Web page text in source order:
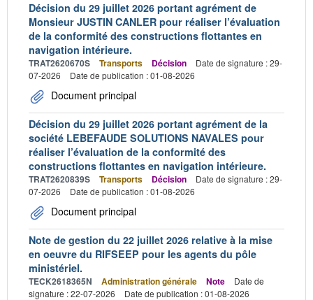
Décision du 29 juillet 2026 portant agrément de
Monsieur JUSTIN CANLER pour réaliser l’évaluation
de la conformité des constructions flottantes en
navigation intérieure.
TRAT2620670S Transports Décision
Date de signature : 29-
07-2026
Date de publication : 01-08-2026
Document principal
Décision du 29 juillet 2026 portant agrément de la
société LEBEFAUDE SOLUTIONS NAVALES pour
réaliser l’évaluation de la conformité des
constructions flottantes en navigation intérieure.
TRAT2620839S Transports Décision
Date de signature : 29-
07-2026
Date de publication : 01-08-2026
Document principal
Note de gestion du 22 juillet 2026 relative à la mise
en oeuvre du RIFSEEP pour les agents du pôle
ministériel.
TECK2618365N Administration générale Note
Date de
signature : 22-07-2026
Date de publication : 01-08-2026